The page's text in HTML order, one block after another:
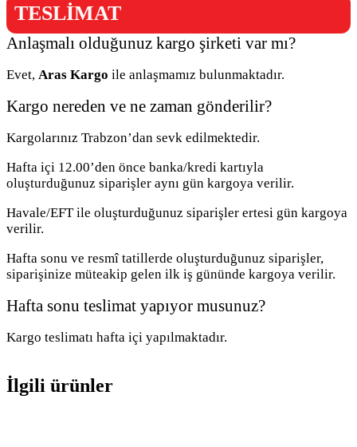
TESLİMAT
Anlaşmalı olduğunuz kargo şirketi var mı?
Evet, Aras Kargo ile anlaşmamız bulunmaktadır.
Kargo nereden ve ne zaman gönderilir?
Kargolarınız Trabzon’dan sevk edilmektedir.
Hafta içi 12.00’den önce banka/kredi kartıyla
oluşturduğunuz siparişler aynı gün kargoya verilir.
Havale/EFT ile oluşturduğunuz siparişler ertesi gün kargoya
verilir.
Hafta sonu ve resmî tatillerde oluşturduğunuz siparişler,
siparişinize müteakip gelen ilk iş gününde kargoya verilir.
Hafta sonu teslimat yapıyor musunuz?
Kargo teslimatı hafta içi yapılmaktadır.
İlgili ürünler